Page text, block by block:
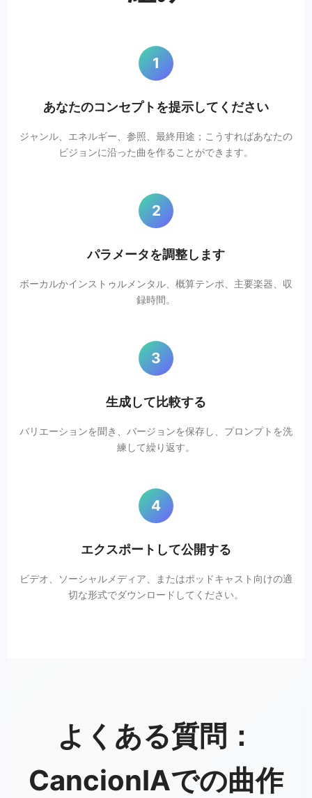
1
あなたのコンセプトを提示してください
ジャンル、エネルギー、参照、最終用途；こうすればあなたの
ビジョンに沿った曲を作ることができます。
2
パラメータを調整します
ボーカルかインストゥルメンタル、概算テンポ、主要楽器、収
録時間。
3
生成して比較する
バリエーションを聞き、バージョンを保存し、プロンプトを洗
練して繰り返す。
4
エクスポートして公開する
ビデオ、ソーシャルメディア、またはポッドキャスト向けの適
切な形式でダウンロードしてください。
よくある質問：
CancionIAでの曲作